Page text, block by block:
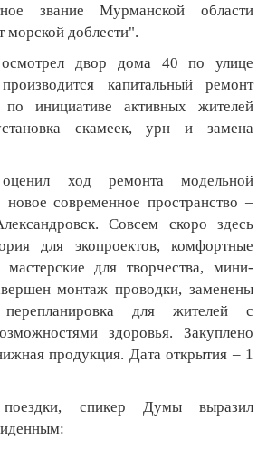
звание Мурманской области
морской доблести".
двор дома 40 по улице
капитальный ремонт
инициативе активных жителей
скамеек, урн и замена
ход ремонта модельной
новое современное пространство –
Совсем скоро здесь
для экопроектов, комфортные
для творчества, мини-
монтаж проводки, заменены
для жителей с
здоровья. Закуплено
продукция. Дата открытия – 1
спикер Думы выразил